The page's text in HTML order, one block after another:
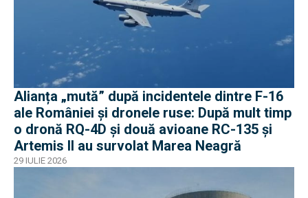
Alianța „mută” după incidentele dintre F-16
ale României și dronele ruse: După mult timp
o dronă RQ-4D și două avioane RC-135 și
Artemis II au survolat Marea Neagră
29 IULIE 2026